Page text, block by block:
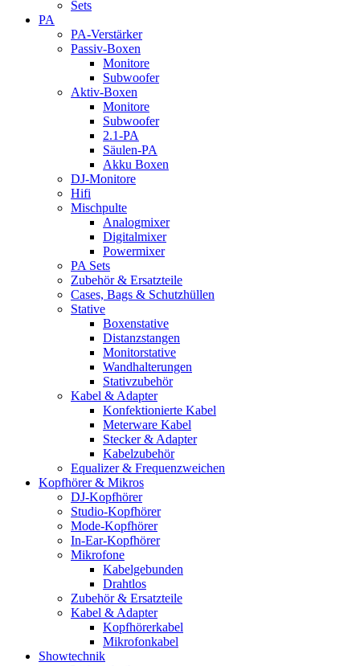
Sets
PA
PA-Verstärker
Passiv-Boxen
Monitore
Subwoofer
Aktiv-Boxen
Monitore
Subwoofer
2.1-PA
Säulen-PA
Akku Boxen
DJ-Monitore
Hifi
Mischpulte
Analogmixer
Digitalmixer
Powermixer
PA Sets
Zubehör & Ersatzteile
Cases, Bags & Schutzhüllen
Stative
Boxenstative
Distanzstangen
Monitorstative
Wandhalterungen
Stativzubehör
Kabel & Adapter
Konfektionierte Kabel
Meterware Kabel
Stecker & Adapter
Kabelzubehör
Equalizer & Frequenzweichen
Kopfhörer & Mikros
DJ-Kopfhörer
Studio-Kopfhörer
Mode-Kopfhörer
In-Ear-Kopfhörer
Mikrofone
Kabelgebunden
Drahtlos
Zubehör & Ersatzteile
Kabel & Adapter
Kopfhörerkabel
Mikrofonkabel
Showtechnik